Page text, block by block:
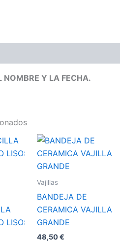
NOMBRE Y LA FECHA.
LISO:
Vajillas
BANDEJA DE
CERAMICA VAJILLA
GRANDE
48,50€